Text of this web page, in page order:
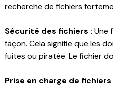
recherche de fichiers
Sécurité des fichiers : Une
façon. Cela signifie que les
fuites ou piratée. Le fichier
Prise en charge de